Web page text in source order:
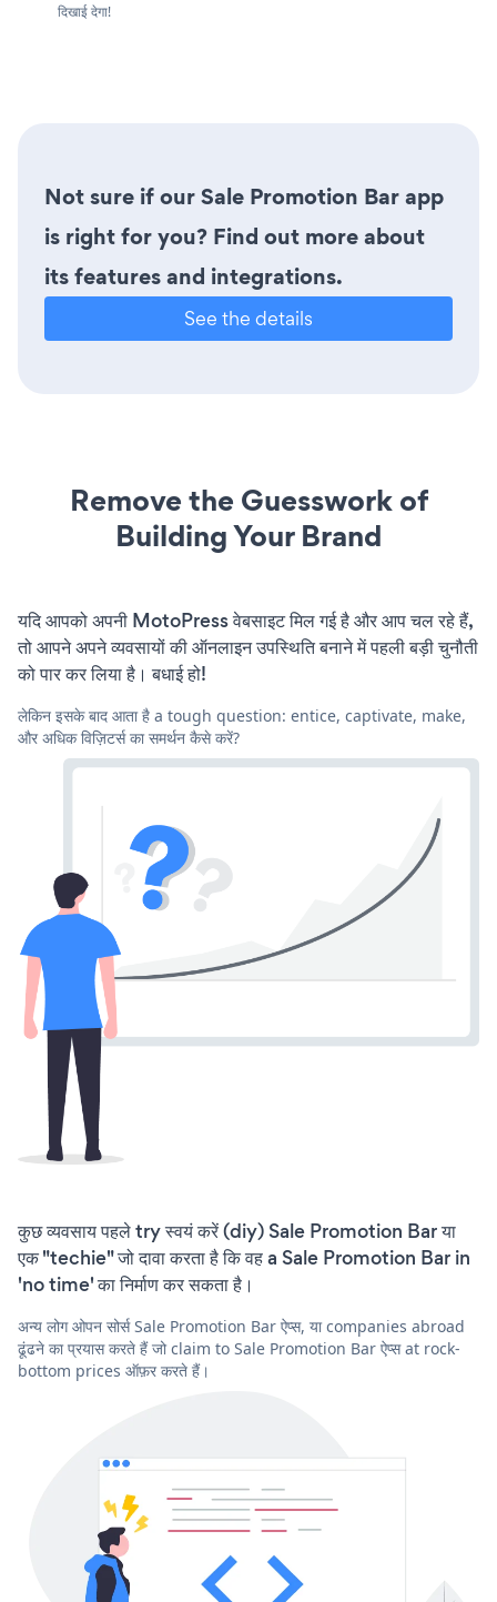
दिखाई देगा!
Not sure if our Sale Promotion Bar app
is right for you? Find out more about
its features and integrations.
See the details
Remove the Guesswork of
Building Your Brand
यदि आपको अपनी MotoPress वेबसाइट मिल गई है और आप चल रहे हैं,
तो आपने अपने व्यवसायों की ऑनलाइन उपस्थिति बनाने में पहली बड़ी चुनौती
को पार कर लिया है। बधाई हो!
लेकिन इसके बाद आता है a tough question: entice, captivate, make,
और अधिक विज़िटर्स का समर्थन कैसे करें?
कुछ व्यवसाय पहले try स्वयं करें (diy) Sale Promotion Bar या
एक "techie" जो दावा करता है कि वह a Sale Promotion Bar in
'no time' का निर्माण कर सकता है।
अन्य लोग ओपन सोर्स Sale Promotion Bar ऐप्स, या companies abroad
ढूंढने का प्रयास करते हैं जो claim to Sale Promotion Bar ऐप्स at rock-
bottom prices ऑफ़र करते हैं।